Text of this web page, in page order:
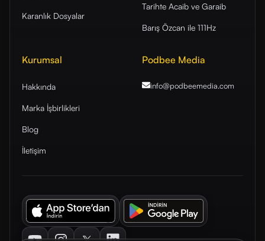
Karanlık Dosyalar
Tarihte Acaib ve Garaib
Barış Özcan ile 111Hz
Kurumsal
Hakkında
Marka İşbirlikleri
Blog
İletişim
Podbee Media
info@podbeemedia.com